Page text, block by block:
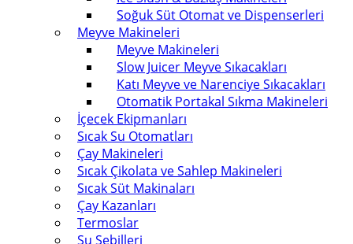
Soğuk Süt Otomat ve Dispenserleri
Meyve Makineleri
Meyve Makineleri
Slow Juicer Meyve Sıkacakları
Katı Meyve ve Narenciye Sıkacakları
Otomatik Portakal Sıkma Makineleri
İçecek Ekipmanları
Sıcak Su Otomatları
Çay Makineleri
Sıcak Çikolata ve Sahlep Makineleri
Sıcak Süt Makinaları
Çay Kazanları
Termoslar
Su Sebilleri